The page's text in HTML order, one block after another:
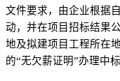
文件要求，由企业根据
动，并在项目招标结果
地及拟建项目工程所在
的“无欠薪证明”办理中标